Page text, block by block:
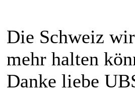
Die Schweiz
mehr halten
Danke liebe